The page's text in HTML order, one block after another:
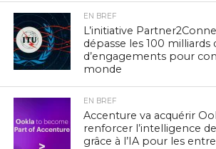
EN BREF
L’initiative
dépasse les 100 milliards
d’engagements pour
monde
EN BREF
Accenture va acquérir
renforcer l’intelligence
grâce à l’IA pour les